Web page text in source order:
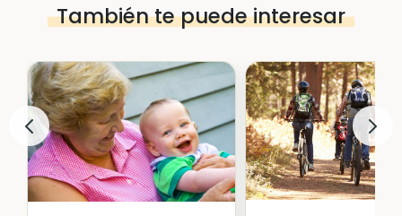
También te puede interesar